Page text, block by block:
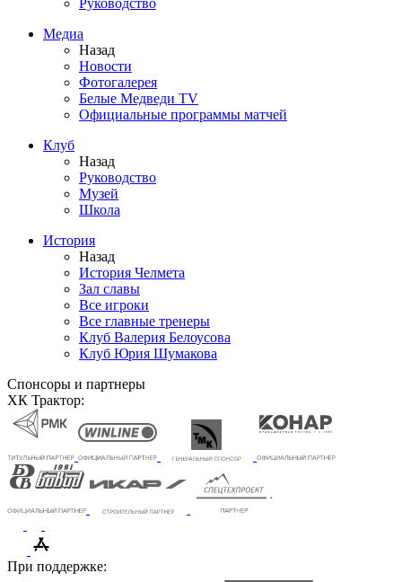
Руководство
Медиа
Назад
Новости
Фотогалерея
Белые Медведи TV
Официальные программы матчей
Клуб
Назад
Руководство
Музей
Школа
История
Назад
История Челмета
Зал славы
Все игроки
Все главные тренеры
Клуб Валерия Белоусова
Клуб Юрия Шумакова
Спонсоры и партнеры
ХК Трактор:
При поддержке: